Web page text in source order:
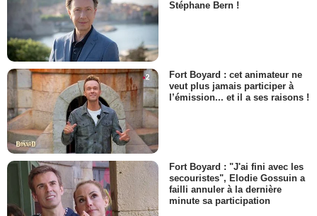
Stéphane Bern !
Fort Boyard : cet animateur ne
veut plus jamais participer à
l’émission... et il a ses raisons !
Fort Boyard : "J'ai fini avec les
secouristes", Elodie Gossuin a
failli annuler à la dernière
minute sa participation